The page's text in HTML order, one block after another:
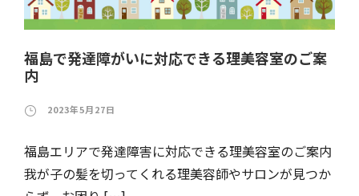
福島で発達障がいに対応できる理美容室のご案
内
2023年5月27日
福島エリアで発達障害に対応できる理美容室のご案内
我が子の髪を切ってくれる理美容師やサロンが見つか